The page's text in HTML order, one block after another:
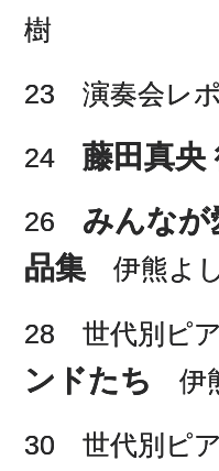
樹
23 演奏会レ
24 藤田真央
26 みんな
品集 伊熊よ
28 世代別ピ
ンドたち
伊
30 世代別ピ